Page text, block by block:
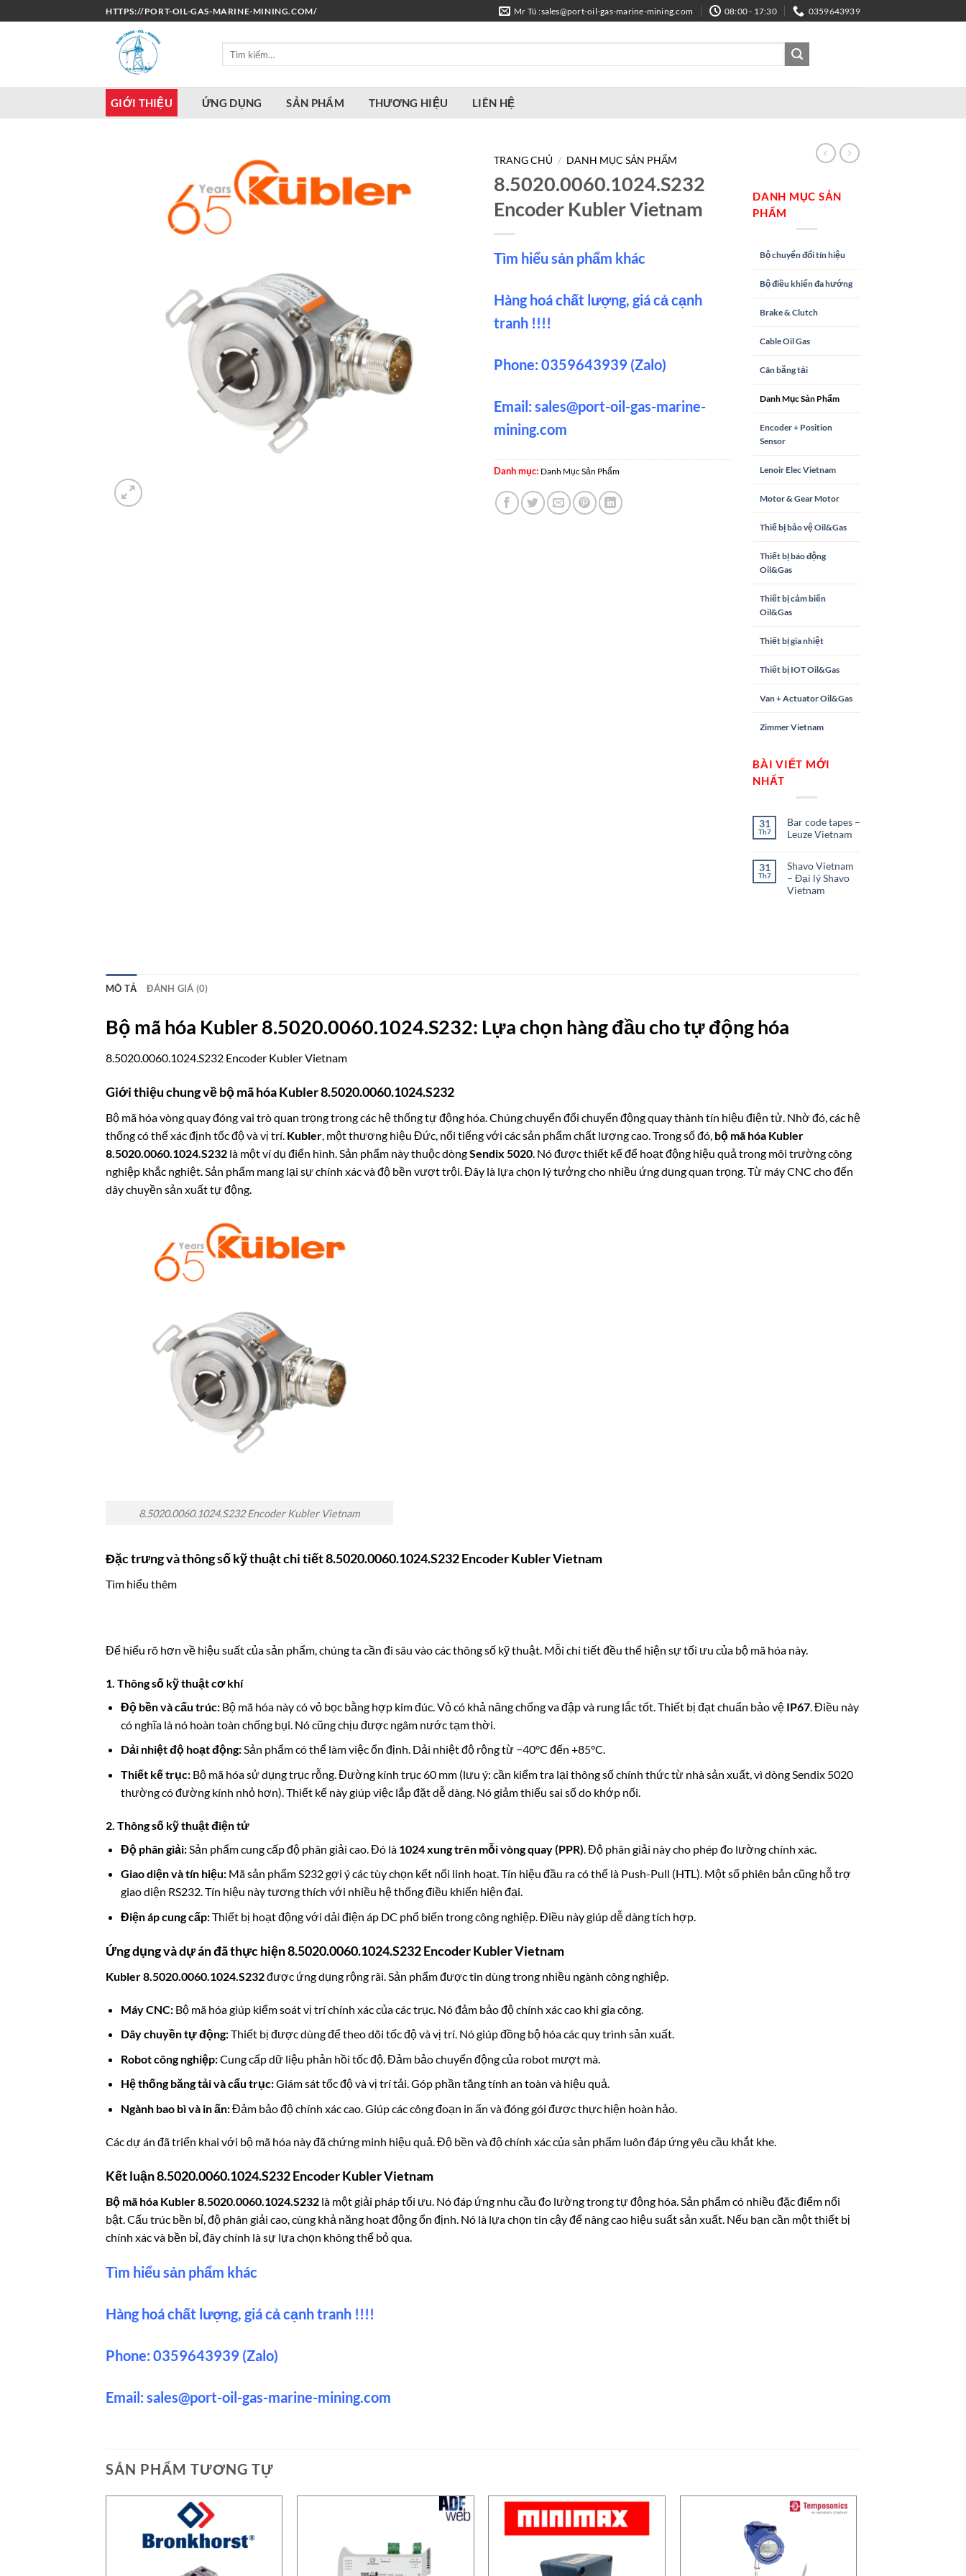
qua
HTTPS://PORT-OIL-GAS-MARINE-MINING.COM/ Mr Tú :sales@port-oil-gas-marine-mining.com 08:00 - 17:30 0359643939
GIỚI THIỆU ỨNG DỤNG SẢN PHẨM THƯƠNG HIỆU LIÊN HỆ
TRANG CHỦ / DANH MỤC SẢN PHẨM
8.5020.0060.1024.S232
Encoder Kubler Vietnam
Tìm hiểu sản phẩm khác
Hàng hoá chất lượng, giá cả cạnh
tranh !!!!
Phone: 0359643939 (Zalo)
Email: sales@port-oil-gas-marine-
mining.com
Danh mục: Danh Mục Sản Phẩm
DANH MỤC SẢN
PHẨM
Bộ chuyển đổi tín hiệu
Bộ điều khiển đa hướng
Brake & Clutch
Cable Oil Gas
Cân băng tải
Danh Mục Sản Phẩm
Encoder + Position
Sensor
Lenoir Elec Vietnam
Motor & Gear Motor
Thiế bị bảo vệ Oil&Gas
Thiết bị báo động
Oil&Gas
Thiết bị cảm biến
Oil&Gas
Thiết bị gia nhiệt
Thiết bị IOT Oil&Gas
Van + Actuator Oil&Gas
Zimmer Vietnam
BÀI VIẾT MỚI
NHẤT
31
Th7
Bar code tapes –
Leuze Vietnam
31
Th7
Shavo Vietnam
– Đại lý Shavo
Vietnam
MÔ TẢ ĐÁNH GIÁ (0)
Bộ mã hóa Kubler 8.5020.0060.1024.S232: Lựa chọn hàng đầu cho tự động hóa
8.5020.0060.1024.S232 Encoder Kubler Vietnam
Giới thiệu chung về bộ mã hóa Kubler 8.5020.0060.1024.S232
Bộ mã hóa vòng quay đóng vai trò quan trọng trong các hệ thống tự động hóa. Chúng chuyển đổi chuyển động quay thành tín hiệu điện tử. Nhờ đó, các hệ
thống có thể xác định tốc độ và vị trí. Kubler, một thương hiệu Đức, nổi tiếng với các sản phẩm chất lượng cao. Trong số đó, bộ mã hóa Kubler
8.5020.0060.1024.S232 là một ví dụ điển hình. Sản phẩm này thuộc dòngSendix 5020. Nó được thiết kế để hoạt động hiệu quả trong môi trường công
nghiệp khắc nghiệt. Sản phẩm mang lại sự chính xác và độ bền vượt trội. Đây là lựa chọn lý tưởng cho nhiều ứng dụng quan trọng. Từ máy CNC cho đến
dây chuyền sản xuất tự động.
8.5020.0060.1024.S232 Encoder Kubler Vietnam
Đặc trưng và thông số kỹ thuật chi tiết 8.5020.0060.1024.S232 Encoder Kubler Vietnam
Tìm hiểu thêm
Để hiểu rõ hơn về hiệu suất của sản phẩm, chúng ta cần đi sâu vào các thông số kỹ thuật. Mỗi chi tiết đều thể hiện sự tối ưu của bộ mã hóa này.
1. Thông số kỹ thuật cơ khí
Độ bền và cấu trúc:Bộ mã hóa này có vỏ bọc bằng hợp kim đúc. Vỏ có khả năng chống va đập và rung lắc tốt. Thiết bị đạt chuẩn bảo vệ IP67. Điều này
có nghĩa là nó hoàn toàn chống bụi. Nó cũng chịu được ngâm nước tạm thời.
Dải nhiệt độ hoạt động:Sản phẩm có thể làm việc ổn định. Dải nhiệt độ rộng từ −40°C đến +85°C.
Thiết kế trục:Bộ mã hóa sử dụng trục rỗng. Đường kính trục 60 mm (lưu ý: cần kiểm tra lại thông số chính thức từ nhà sản xuất, vì dòng Sendix 5020
thường có đường kính nhỏ hơn). Thiết kế này giúp việc lắp đặt dễ dàng. Nó giảm thiểu sai số do khớp nối.
2. Thông số kỹ thuật điện tử
Độ phân giải:Sản phẩm cung cấp độ phân giải cao. Đó là 1024 xung trên mỗi vòng quay (PPR). Độ phân giải này cho phép đo lường chính xác.
Giao diện và tín hiệu:Mã sản phẩm S232 gợi ý các tùy chọn kết nối linh hoạt. Tín hiệu đầu ra có thể là Push-Pull (HTL). Một số phiên bản cũng hỗ trợ
giao diện RS232. Tín hiệu này tương thích với nhiều hệ thống điều khiển hiện đại.
Điện áp cung cấp:Thiết bị hoạt động với dải điện áp DC phổ biến trong công nghiệp. Điều này giúp dễ dàng tích hợp.
Ứng dụng và dự án đã thực hiện 8.5020.0060.1024.S232 Encoder Kubler Vietnam
Kubler 8.5020.0060.1024.S232được ứng dụng rộng rãi. Sản phẩm được tin dùng trong nhiều ngành công nghiệp.
Máy CNC:Bộ mã hóa giúp kiểm soát vị trí chính xác của các trục. Nó đảm bảo độ chính xác cao khi gia công.
Dây chuyền tự động:Thiết bị được dùng để theo dõi tốc độ và vị trí. Nó giúp đồng bộ hóa các quy trình sản xuất.
Robot công nghiệp:Cung cấp dữ liệu phản hồi tốc độ. Đảm bảo chuyển động của robot mượt mà.
Hệ thống băng tải và cẩu trục:Giám sát tốc độ và vị trí tải. Góp phần tăng tính an toàn và hiệu quả.
Ngành bao bì và in ấn:Đảm bảo độ chính xác cao. Giúp các công đoạn in ấn và đóng gói được thực hiện hoàn hảo.
Các dự án đã triển khai với bộ mã hóa này đã chứng minh hiệu quả. Độ bền và độ chính xác của sản phẩm luôn đáp ứng yêu cầu khắt khe.
Kết luận 8.5020.0060.1024.S232 Encoder Kubler Vietnam
Bộ mã hóa Kubler 8.5020.0060.1024.S232 là một giải pháp tối ưu. Nó đáp ứng nhu cầu đo lường trong tự động hóa. Sản phẩm có nhiều đặc điểm nổi
bật. Cấu trúc bền bỉ, độ phân giải cao, cùng khả năng hoạt động ổn định. Nó là lựa chọn tin cậy để nâng cao hiệu suất sản xuất. Nếu bạn cần một thiết bị
chính xác và bền bỉ, đây chính là sự lựa chọn không thể bỏ qua.
Tìm hiểu sản phẩm khác
Hàng hoá chất lượng, giá cả cạnh tranh !!!!
Phone: 0359643939 (Zalo)
Email: sales@port-oil-gas-marine-mining.com
SẢN PHẨM TƯƠNG TỰ